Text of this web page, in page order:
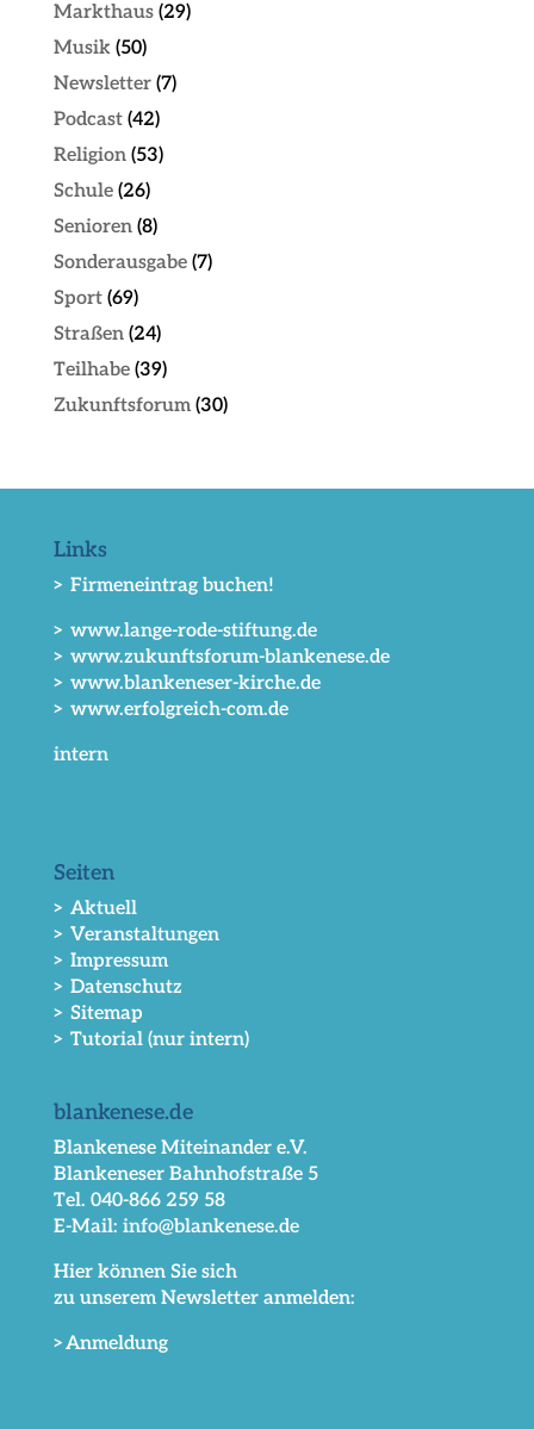
Markthaus(29)
Musik(50)
Newsletter(7)
Podcast(42)
Religion(53)
Schule(26)
Senioren(8)
Sonderausgabe(7)
Sport(69)
Straßen(24)
Teilhabe(39)
Zukunftsforum(30)
Links
> Firmeneintrag buchen!
> www.lange-rode-stiftung.de
> www.zukunftsforum-blankenese.de
> www.blankeneser-kirche.de
> www.erfolgreich-com.de
intern
Seiten
> Aktuell
> Veranstaltungen
> Impressum
> Datenschutz
> Sitemap
> Tutorial (nur intern)
blankenese.de
Blankenese Miteinander e.V.
Blankeneser Bahnhofstraße 5
Tel. 040-866 259 58
E-Mail: info@blankenese.de
Hier können Sie sich
zu unserem Newsletter anmelden:
>Anmeldung